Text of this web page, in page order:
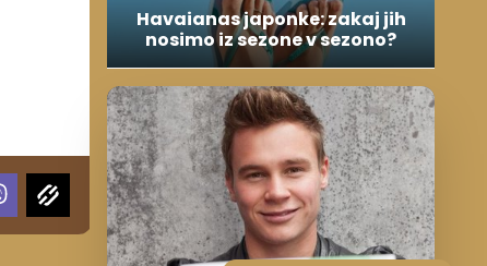
Havaianas japonke: zakaj jih
nosimo iz sezone v sezono?